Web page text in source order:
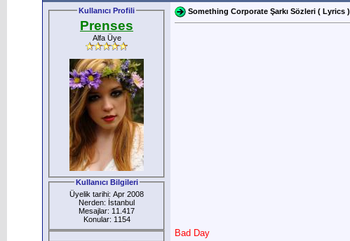
Kullanıcı Profili
Prenses
Alfa Üye
Kullanıcı Bilgileri
Üyelik tarihi: Apr 2008
Nerden: İstanbul
Mesajlar: 11.417
Konular: 1154
Something Corporate Şarkı Sözleri ( Lyrics )
Bad Day